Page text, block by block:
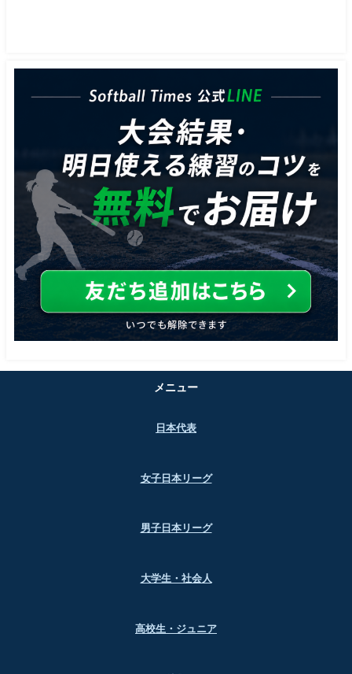
メニュー
日本代表
女子日本リーグ
男子日本リーグ
大学生・社会人
高校生・ジュニア